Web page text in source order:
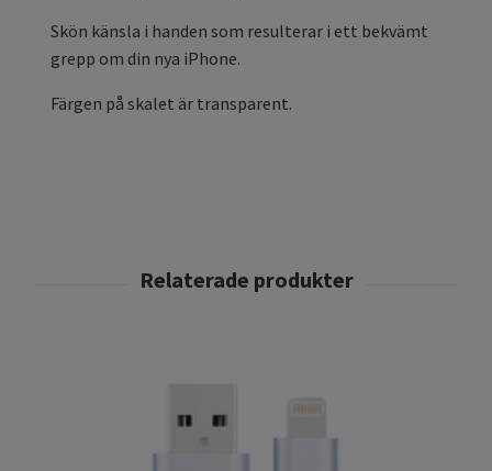
Skön känsla i handen som resulterar i ett bekvämt
grepp om din nya iPhone.
Färgen på skalet är transparent.